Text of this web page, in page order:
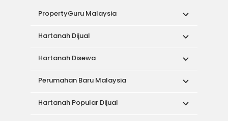
PropertyGuru Malaysia
Hartanah Dijual
Hartanah Disewa
Perumahan Baru Malaysia
Hartanah Popular Dijual